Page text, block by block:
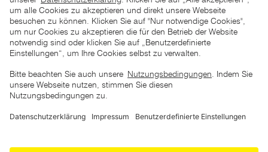
*der "statt"-Preis ist der niedrigste von uns in den letzten 30
Tagen vor Beginn dieser Aktion verlangte Preis
unter den UVP Preisen auf dieser Website sind die
zu verstehen
Copyright © 2026 ZGONC. Alle Rechte vorbehalten.